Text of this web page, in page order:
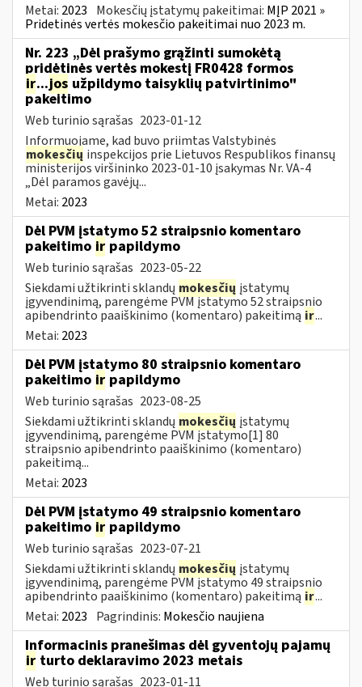
Metai: 2023 Mokesčių įstatymų pakeitimai: MĮP 2021 »
Pridetinės vertės mokesčio pakeitimai nuo 2023 m.
Nr. 223 „Dėl prašymo grąžinti sumokėtą
pridėtinės vertės mokestį FR0428 formos
ir...jos užpildymo taisyklių patvirtinimo"
pakeitimo
Web turinio sąrašas 2023-01-12
Informuojame, kad buvo priimtas Valstybinės
mokesčių inspekcijos prie Lietuvos Respublikos finansų
ministerijos viršininko 2023-01-10 įsakymas Nr. VA-4
„Dėl paramos gavėjų...
Metai: 2023
Dėl PVM įstatymo 52 straipsnio komentaro
pakeitimo ir papildymo
Web turinio sąrašas 2023-05-22
Siekdami užtikrinti sklandų mokesčių įstatymų
įgyvendinimą, parengėme PVM įstatymo 52 straipsnio
apibendrinto paaiškinimo (komentaro) pakeitimą ir...
Metai: 2023
Dėl PVM įstatymo 80 straipsnio komentaro
pakeitimo ir papildymo
Web turinio sąrašas 2023-08-25
Siekdami užtikrinti sklandų mokesčių įstatymų
įgyvendinimą, parengėme PVM įstatymo[1] 80
straipsnio apibendrinto paaiškinimo (komentaro)
pakeitimą...
Metai: 2023
Dėl PVM įstatymo 49 straipsnio komentaro
pakeitimo ir papildymo
Web turinio sąrašas 2023-07-21
Siekdami užtikrinti sklandų mokesčių įstatymų
įgyvendinimą, parengėme PVM įstatymo 49 straipsnio
apibendrinto paaiškinimo (komentaro) pakeitimą ir...
Metai: 2023 Pagrindinis: Mokesčio naujiena
Informacinis pranešimas dėl gyventojų pajamų
ir turto deklaravimo 2023 metais
Web turinio sąrašas 2023-01-11